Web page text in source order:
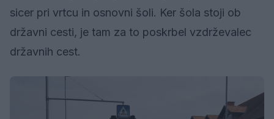
sicer pri vrtcu in osnovni šoli. Ker šola stoji ob
državni cesti, je tam za to poskrbel vzdrževalec
državnih cest.